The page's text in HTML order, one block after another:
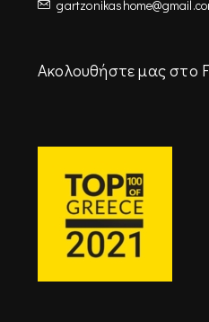
Ακολουθήστε μας στο